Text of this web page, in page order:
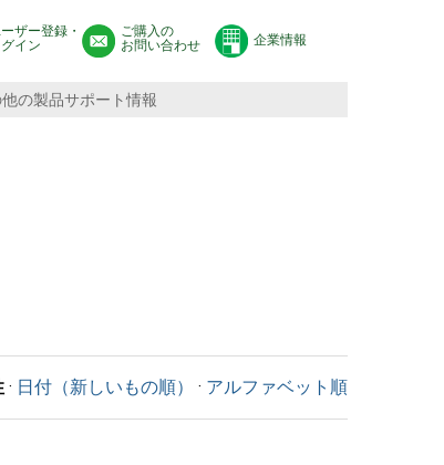
ザー登録・
グイン
ご購入の
お問い合わせ
企業情報
の製品サポート情報
· 日付（新しいもの順） · アルファベット順